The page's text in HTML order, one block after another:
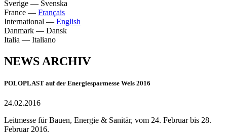
Sverige — Svenska
France — Français
International — English
Danmark — Dansk
Italia — Italiano
NEWS ARCHIV
POLOPLAST auf der Energiesparmesse Wels 2016
24.02.2016
Leitmesse für Bauen, Energie & Sanitär, vom 24. Februar bis 28.
Februar 2016.